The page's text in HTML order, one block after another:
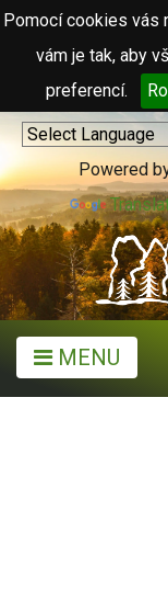
Pomocí cookies vás
vám je tak, aby
preferencí.
Powered
MENU